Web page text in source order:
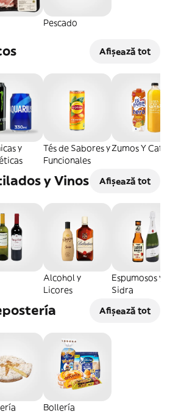
Pescado
Afișează tot
y
Tés de Sabores y
Funcionales
Zumos Y Cafés
y Vinos Afișează tot
Alcohol y
Licores
Espumosos y
Sidra
Afișează tot
Bollería